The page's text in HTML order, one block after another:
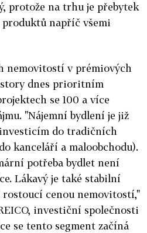
protože na trhu je přebytek
napříč všemi
nemovitostí v prémiových
dnes prioritním
se 100 a více
"Nájemní bydlení je již
do tradičních
kanceláří a maloobchodu).
potřeba bydlet není
Lákavý je také stabilní
rostoucí cenou nemovitostí,"
investiční společnosti
se tento segment začíná